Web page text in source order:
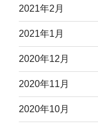
2021年2月
2021年1月
2020年12月
2020年11月
2020年10月